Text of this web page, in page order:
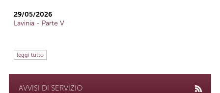
29/05/2026
Lavinia - Parte V
leggi tutto
AVVISI DI SERVIZIO